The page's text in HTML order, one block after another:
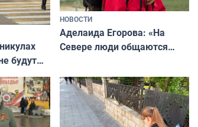
будут
НОВОСТИ
Аделаида Егорова: «На
Севере люди общаются
а потому что
ты им интересен»